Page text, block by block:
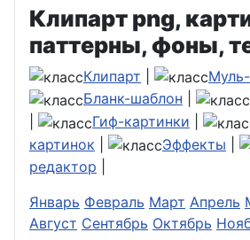
Клипарт png,
паттерны, фоны,
Клипарт
Бланк-шаблон
Гиф-картинки
картинок
Эффекты
редактор
Январь Февраль Март Апрель
Август Сентябрь Октябрь